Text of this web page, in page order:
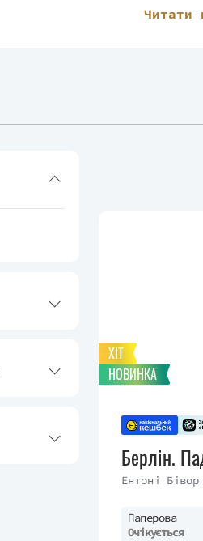
Франції.
Читати
ХІТ
НОВИНКА
Берлін.
Ентоні Бівор
Паперова
Очікується